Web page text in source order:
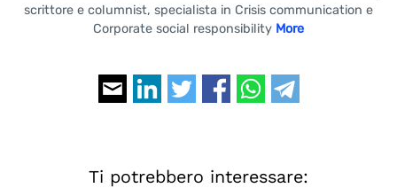
scrittore e columnist, specialista in Crisis communication e
Corporate social responsibility More
Ti potrebbero interessare: